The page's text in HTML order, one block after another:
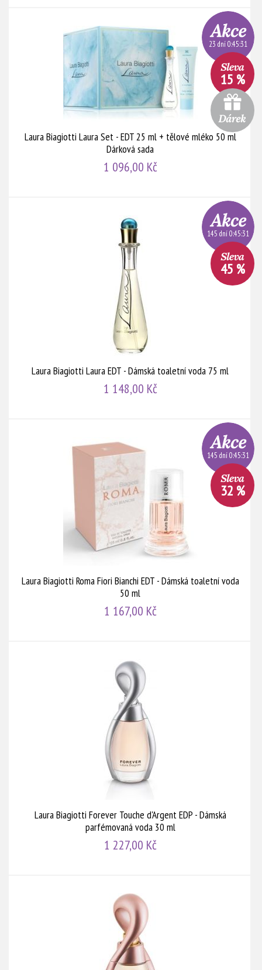
Laura Biagiotti Laura Set - EDT 25 ml + tělové mléko 50 ml
Dárková sada
1 096,00 Kč
23 dní 0:45:30
15 %
Laura Biagiotti Laura EDT - Dámská toaletní voda 75 ml
1 148,00 Kč
145 dní 0:45:30
45 %
Laura Biagiotti Roma Fiori Bianchi EDT - Dámská toaletní voda
50 ml
1 167,00 Kč
145 dní 0:45:30
32 %
Laura Biagiotti Forever Touche d'Argent EDP - Dámská
parfémovaná voda 30 ml
1 227,00 Kč